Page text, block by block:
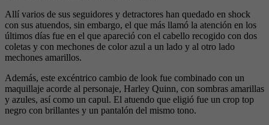
Allí varios de sus seguidores y detractores han quedado en shock
con sus atuendos, sin embargo, el que más llamó la atención en los
últimos días fue en el que apareció con el cabello recogido con dos
coletas y con mechones de color azul a un lado y al otro lado
mechones amarillos.
Además, este excéntrico cambio de look fue combinado con un
maquillaje acorde al personaje, Harley Quinn, con sombras amarillas
y azules, así como un capul. El atuendo que eligió fue un crop top
negro con brillantes y un pantalón del mismo tono.